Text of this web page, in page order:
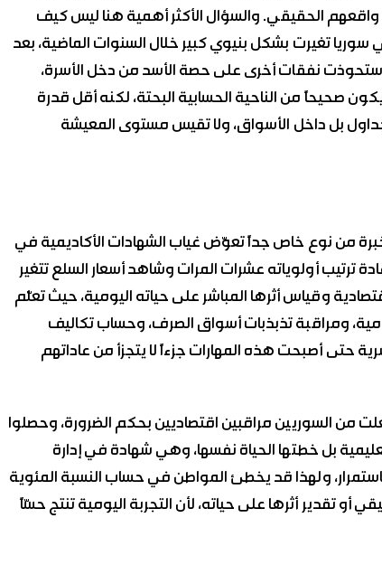
الحقيقي. والسؤال الأكثر أهمية هنا ليس كيف
تغيرت بشكل بنيوي كبير خلال السنوات الماضية، بعد
نفقات أخرى على حصة الأسد من دخل الأسرة،
صحيحاً من الناحية الحسابية البحتة، لكنه أقل قدرة
بل داخل الأسواق، ولا تقيس مستوى المعيشة
من نوع خاص جداً تعوّض غياب الشهادات الأكاديمية في
ترتيب أولوياته عشرات المرات وشاهد أسعار السلع تتغير
وقياس أثرها المباشر على حياته اليومية، حيث تعلّم
ومراقبة تذبذبات أسواق الصرف، وحساب تكاليف
حتى أصبحت هذه المهارات جزءاً لا يتجزأ من عاداتهم
من السوريين مراقبين اقتصاديين بحكم الضرورة، وحصلوا
بل خطتها الحياة نفسها، وهي شهادة في إدارة
ولهذا قد يخطئ المواطن في حساب النسبة المئوية
تقدير أثرها على حياته، لأن التجربة اليومية تنتج حسّاً